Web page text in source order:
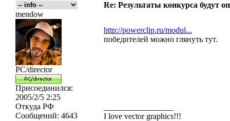
Re: Результаты конкурса будут
mendow
PC/director
Присоединился:
2005/2/5 2:25
Откуда РФ
Сообщений: 4643
http://powerclip.ru/modul...
победителей можно глянуть тут.
I love vector graphics!!!